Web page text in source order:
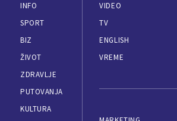
INFO
SPORT
BIZ
ŽIVOT
ZDRAVLJE
PUTOVANJA
KULTURA
VIDEO
TV
ENGLISH
VREME